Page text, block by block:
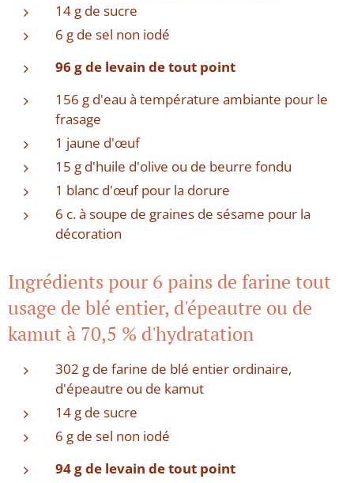
14 g de sucre
6 g de sel non iodé
96 g de levain de tout point
156 g d'eau à température ambiante pour le
frasage
1 jaune d'œuf
15 g d'huile d'olive ou de beurre fondu
1 blanc d'œuf pour la dorure
6 c. à soupe de graines de sésame pour la
décoration
Ingrédients pour 6 pains de farine tout
usage de blé entier, d'épeautre ou de
kamut à 70,5 % d'hydratation
302 g de farine de blé entier ordinaire,
d'épeautre ou de kamut
14 g de sucre
6 g de sel non iodé
94 g de levain de tout point